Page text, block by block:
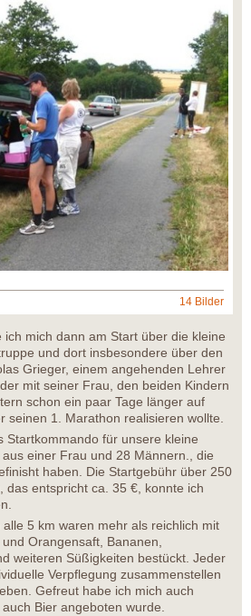
14 Bilder
mich dann am Start über die kleine
und dort insbesondere über den
Grieger, einem angehenden Lehrer
mit seiner Frau, den beiden Kindern
schon ein paar Tage länger auf
seinen 1. Marathon realisieren wollte.
Startkommando für unsere kleine
einer Frau und 28 Männern., die
haben. Die Startgebühr über 250
das entspricht ca. 35 €, konnte ich
5 km waren mehr als reichlich mit
Orangensaft, Bananen,
weiteren Süßigkeiten bestückt. Jeder
Verpflegung zusammenstellen
Gefreut habe ich mich auch
Bier angeboten wurde.